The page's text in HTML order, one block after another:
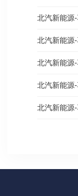
北汽新能源
北汽新能源
北汽新能源
北汽新能源
北汽新能源